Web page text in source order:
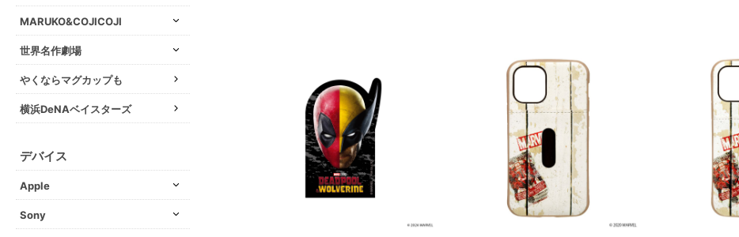
MARUKO&COJICOJI
世界名作劇場
やくならマグカップも
横浜DeNAベイスターズ
デバイス
Apple
Sony